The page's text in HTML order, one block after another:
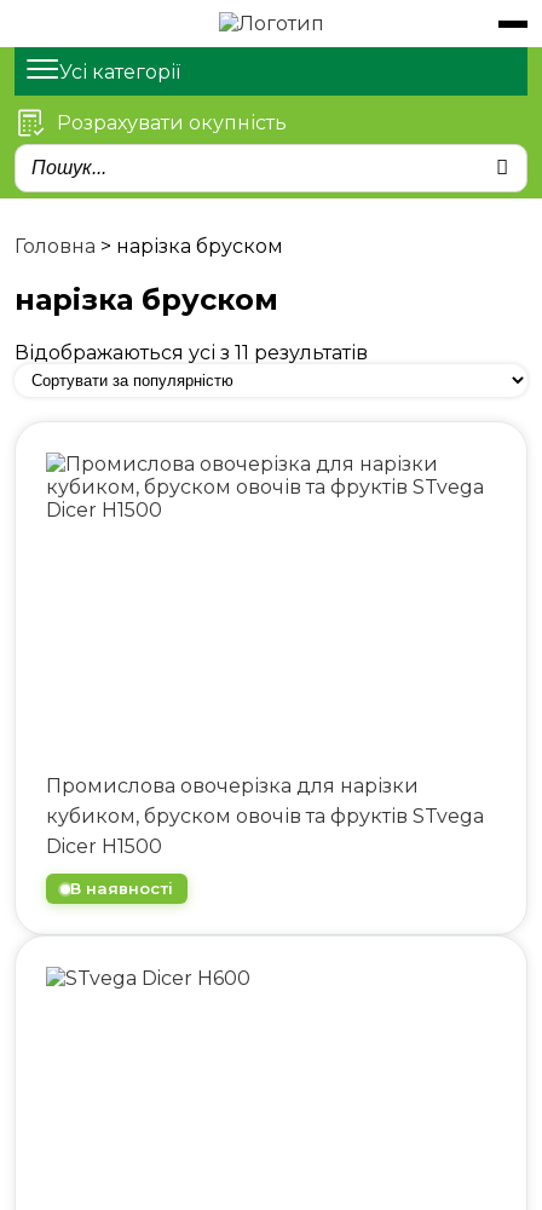
Обладнання
Послуги
м. Київ, просп. Степана
Бандери 21
Усі категорії
Розрахувати окупність
Головна > нарізка бруском
нарізка бруском
Відображаються усі з 11 результатів
Промислова овочерізка для нарізки
кубиком, бруском овочів та фруктів STvega
Dicer H1500
В наявності